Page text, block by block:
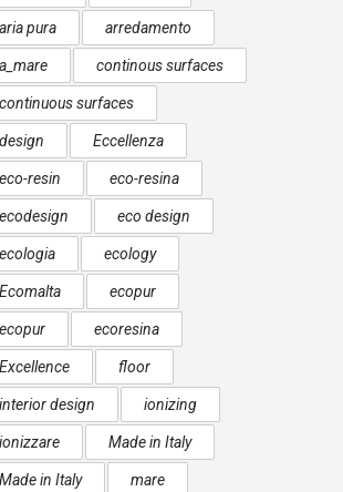
aria pura arredamento
a_mare continous surfaces
continuous surfaces
design Eccellenza
eco-resin eco-resina
ecodesign eco design
ecologia ecology
Ecomalta ecopur
ecopur ecoresina
Excellence floor
interior design ionizing
ionizzare Made in Italy
Made in Italy mare